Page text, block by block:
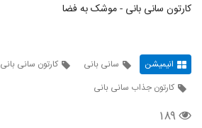
کارتون سانی بانی - موشک به فضا
انیمیشن سانی بانی
کارتون سانی بانی
کارتون جذاب سانی بانی
۱۸۹